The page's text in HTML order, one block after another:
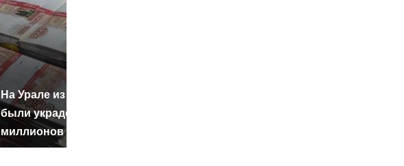
На Урале из казны
были украдены 18
миллионов рублей